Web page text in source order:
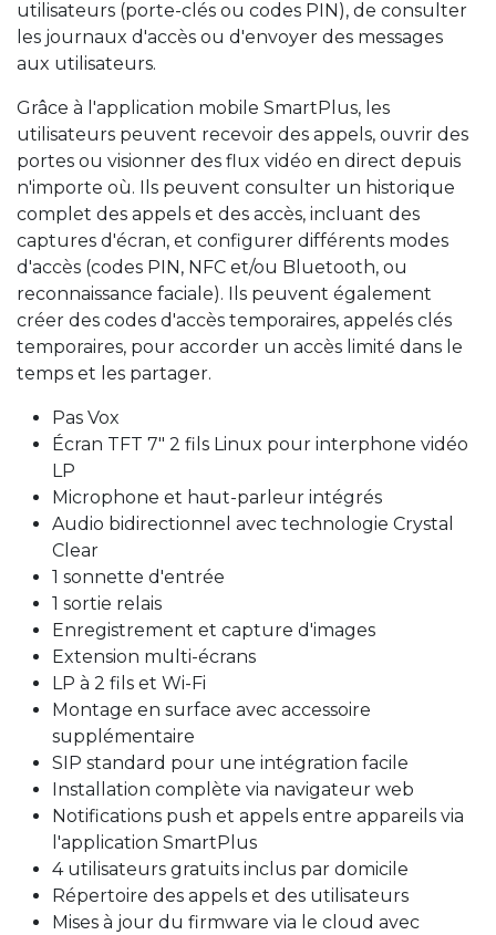
utilisateurs (porte-clés ou codes PIN), de consulter
les journaux d'accès ou d'envoyer des messages
aux utilisateurs.
Grâce à l'application mobile SmartPlus, les
utilisateurs peuvent recevoir des appels, ouvrir des
portes ou visionner des flux vidéo en direct depuis
n'importe où. Ils peuvent consulter un historique
complet des appels et des accès, incluant des
captures d'écran, et configurer différents modes
d'accès (codes PIN, NFC et/ou Bluetooth, ou
reconnaissance faciale). Ils peuvent également
créer des codes d'accès temporaires, appelés clés
temporaires, pour accorder un accès limité dans le
temps et les partager.
Pas Vox
Écran TFT 7" 2 fils Linux pour interphone vidéo
LP
Microphone et haut-parleur intégrés
Audio bidirectionnel avec technologie Crystal
Clear
1 sonnette d'entrée
1 sortie relais
Enregistrement et capture d'images
Extension multi-écrans
LP à 2 fils et Wi-Fi
Montage en surface avec accessoire
supplémentaire
SIP standard pour une intégration facile
Installation complète via navigateur web
Notifications push et appels entre appareils via
l'application SmartPlus
4 utilisateurs gratuits inclus par domicile
Répertoire des appels et des utilisateurs
Mises à jour du firmware via le cloud avec